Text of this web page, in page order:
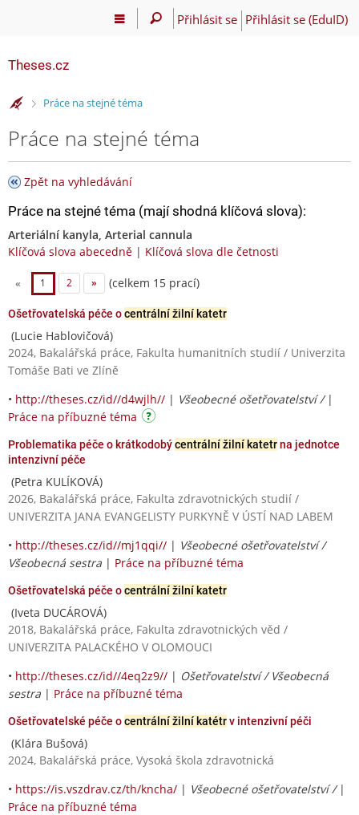
Přihlásit se Přihlásit se (EduID)
Theses.cz
>Práce na stejné téma
Práce na stejné téma
Zpět na vyhledávání
Práce na stejné téma (mají shodná klíčová slova):
Arteriální kanyla, Arterial cannula
Klíčová slova abecedně | Klíčová slova dle četnosti
« 1 2 » (celkem 15 prací)
Ošetřovatelská péče ocentrální žilní katetr
(Lucie Hablovičová)
2024, Bakalářská práce, Fakulta humanitních studií / Univerzita
Tomáše Bati ve Zlíně
• http://theses.cz/id//d4wjlh// | Všeobecné ošetřovatelství / |
Práce na příbuzné téma
Problematika péče o krátkodobýcentrální žilní katetrna jednotce
intenzivní péče
(Petra KULÍKOVÁ)
2026, Bakalářská práce, Fakulta zdravotnických studií /
UNIVERZITA JANA EVANGELISTY PURKYNĚ V ÚSTÍ NAD LABEM
• http://theses.cz/id//mj1qqi// | Všeobecné ošetřovatelství /
Všeobecná sestra | Práce na příbuzné téma
Ošetřovatelská péče ocentrální žilní katetr
(Iveta DUCÁROVÁ)
2018, Bakalářská práce, Fakulta zdravotnických věd /
UNIVERZITA PALACKÉHO V OLOMOUCI
• http://theses.cz/id//4eq2z9// | Ošetřovatelství / Všeobecná
sestra | Práce na příbuzné téma
Ošetřovatelské péče ocentrální žilní katétrv intenzivní péči
(Klára Bušová)
2024, Bakalářská práce, Vysoká škola zdravotnická
• https://is.vszdrav.cz/th/kncha/ | Všeobecné ošetřovatelství / |
Práce na příbuzné téma